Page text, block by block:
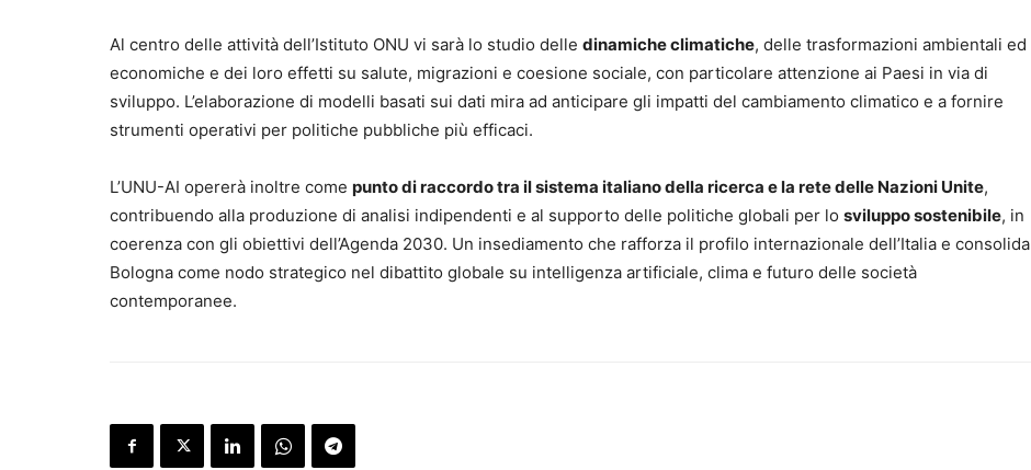
Al centro delle attività dell’Istituto ONU vi sarà lo studio delle dinamiche climatiche, delle trasformazioni ambientali ed
economiche e dei loro effetti su salute, migrazioni e coesione sociale, con particolare attenzione ai Paesi in via di
sviluppo. L’elaborazione di modelli basati sui dati mira ad anticipare gli impatti del cambiamento climatico e a fornire
strumenti operativi per politiche pubbliche più efficaci.
L’UNU-AI opererà inoltre come punto di raccordo tra il sistema italiano della ricerca e la rete delle Nazioni Unite,
contribuendo alla produzione di analisi indipendenti e al supporto delle politiche globali per lo sviluppo sostenibile, in
coerenza con gli obiettivi dell’Agenda 2030. Un insediamento che rafforza il profilo internazionale dell’Italia e consolida
Bologna come nodo strategico nel dibattito globale su intelligenza artificiale, clima e futuro delle società
contemporanee.